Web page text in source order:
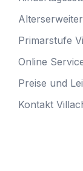
Primarstufe
Online
Preise und
Kontakt